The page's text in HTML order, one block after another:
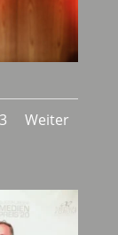
3 Weiter